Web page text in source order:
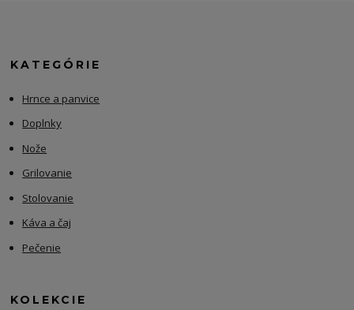
KATEGÓRIE
Hrnce a panvice
Doplnky
Nože
Grilovanie
Stolovanie
Káva a čaj
Pečenie
KOLEKCIE